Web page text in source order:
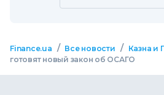
Finance.ua / Все новости / Казна и
готовят новый закон об ОСАГО